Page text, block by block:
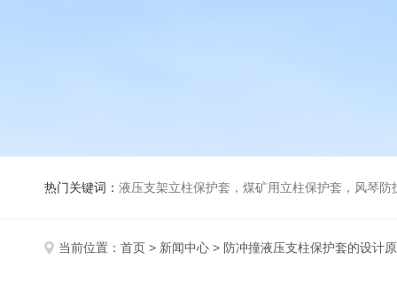
热门关键词： 液压支架立柱保护套，煤矿用立柱保护套，风琴
当前位置： 首页 > 新闻中心 > 防冲撞液压支柱保护套的设计